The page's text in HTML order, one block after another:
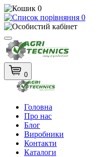
0
0
0
Головна
Про нас
Блог
Виробники
Контакти
Каталоги